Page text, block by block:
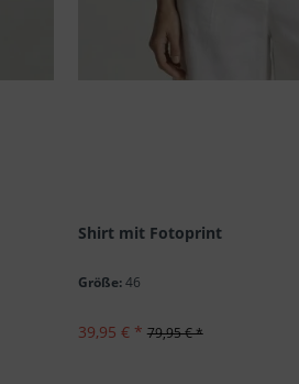
Shirt mit Fotoprint
Größe:46
39,95 € * 79,95 € *